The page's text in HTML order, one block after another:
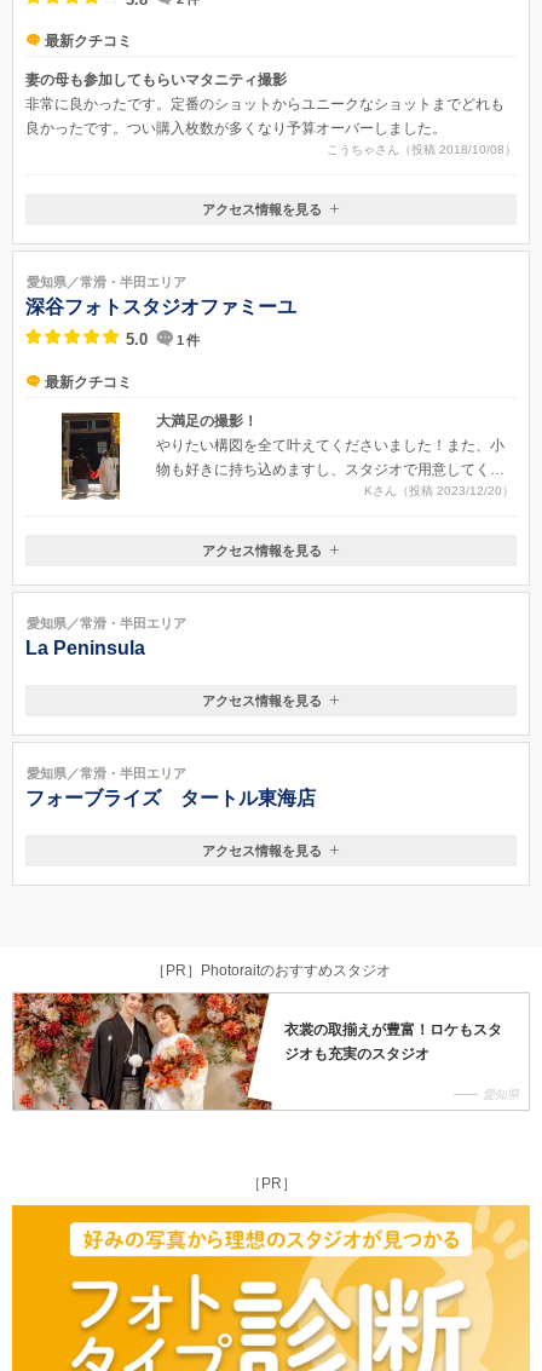
最新クチコミ
妻の母も参加してもらいマタニティ撮影
非常に良かったです。定番のショットからユニークなショットまでどれも
良かったです。つい購入枚数が多くなり予算オーバーしました。
こうちゃさん（投稿 2018/10/08）
愛知県常滑市 りんくう町 2-20-3 イオンモール常滑２F
アクセス情報を見る
愛知県／常滑・半田エリア
深谷フォトスタジオファミーユ
5.0 1 件
最新クチコミ
大満足の撮影！
やりたい構図を全て叶えてくださいました！また、小
物も好きに持ち込めますし、スタジオで用意してくだ
さった小物も使わせていただきました。自然な表情や
楽しそうな姿をたくさん撮っていただけて嬉しいで
Kさん（投稿 2023/12/20）
愛知県半田市広小路町１１９−２
アクセス情報を見る
愛知県／常滑・半田エリア
La Peninsula
愛知県知多郡南知多町内海揚東57-2
名鉄内海駅から車で約10分。KUROTAKEホテル隣。黄色い屋根が目印
です。ご予約頂ければ名鉄「内海駅」までお迎えに参ります。
アクセス情報を見る
愛知県／常滑・半田エリア
フォーブライズ タートル東海店
愛知県東海市中央町7-88
アクセス情報を見る
［PR］Photoraitのおすすめスタジオ
衣裳の取揃えが豊富！ロケもスタ
ジオも充実のスタジオ
愛知県
［PR］